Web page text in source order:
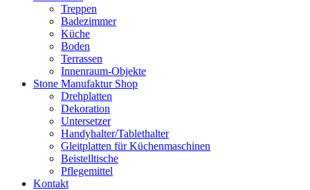
Treppen
Badezimmer
Küche
Boden
Terrassen
Innenraum-Objekte
Stone Manufaktur Shop
Drehplatten
Dekoration
Untersetzer
Handyhalter/Tablethalter
Gleitplatten für Küchenmaschinen
Beistelltische
Pflegemittel
Kontakt